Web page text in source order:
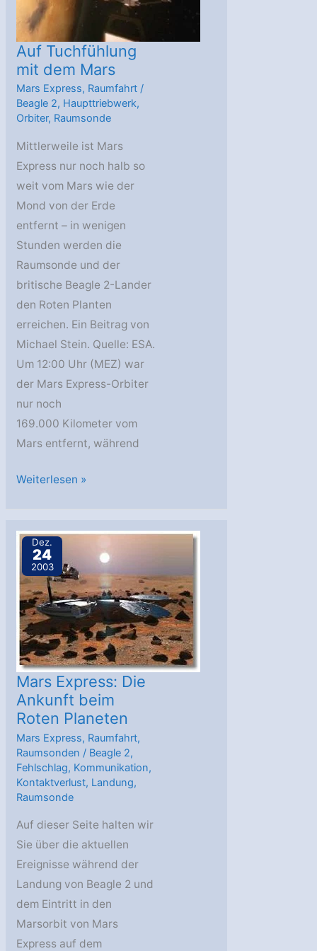
Auf Tuchfühlung
mit dem Mars
Mars Express, Raumfahrt /
Beagle 2, Haupttriebwerk,
Orbiter, Raumsonde
Mittlerweile ist Mars
Express nur noch halb so
weit vom Mars wie der
Mond von der Erde
entfernt – in wenigen
Stunden werden die
Raumsonde und der
britische Beagle 2-Lander
den Roten Planten
erreichen. Ein Beitrag von
Michael Stein. Quelle: ESA.
Um 12:00 Uhr (MEZ) war
der Mars Express-Orbiter
nur noch
169.000 Kilometer vom
Mars entfernt, während
Auf
dem
Mars
Weiterlesen »
Dez.
24
2003
Mars Express: Die
Ankunft beim
Roten Planeten
Mars Express, Raumfahrt,
Raumsonden / Beagle 2,
Fehlschlag, Kommunikation,
Kontaktverlust, Landung,
Raumsonde
Auf dieser Seite halten wir
Sie über die aktuellen
Ereignisse während der
Landung von Beagle 2 und
dem Eintritt in den
Marsorbit von Mars
Express auf dem